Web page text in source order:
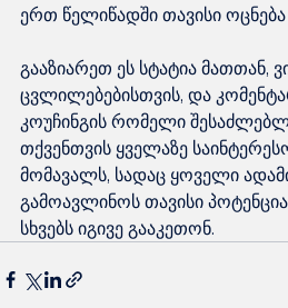
ერთ წელიწადში თავისი
გააზიარეთ ეს სტატია მათთან,
ცვლილებებისთვის, და
კოუჩინგის რომელი
თქვენთვის ყველაზე
მომავალს, სადაც ყოველი
გამოავლინოს თავისი
სხვებს იგივე გააკეთონ.